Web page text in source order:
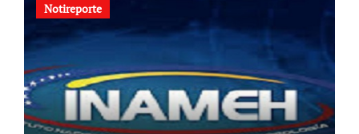
Notireporte